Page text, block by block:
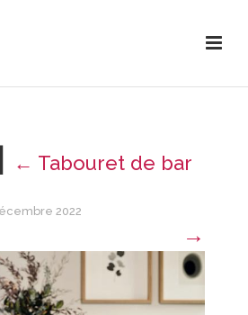
| ← Tabouret de bar
2022
→